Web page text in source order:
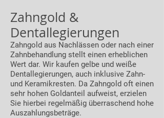
Zahngold &
Dentallegierungen
Zahngold aus Nachlässen oder nach einer
Zahnbehandlung stellt einen erheblichen
Wert dar. Wir kaufen gelbe und weiße
Dentallegierungen, auch inklusive Zahn-
und Keramikresten. Da Zahngold oft einen
sehr hohen Goldanteil aufweist, erzielen
Sie hierbei regelmäßig überraschend hohe
Auszahlungsbeträge.